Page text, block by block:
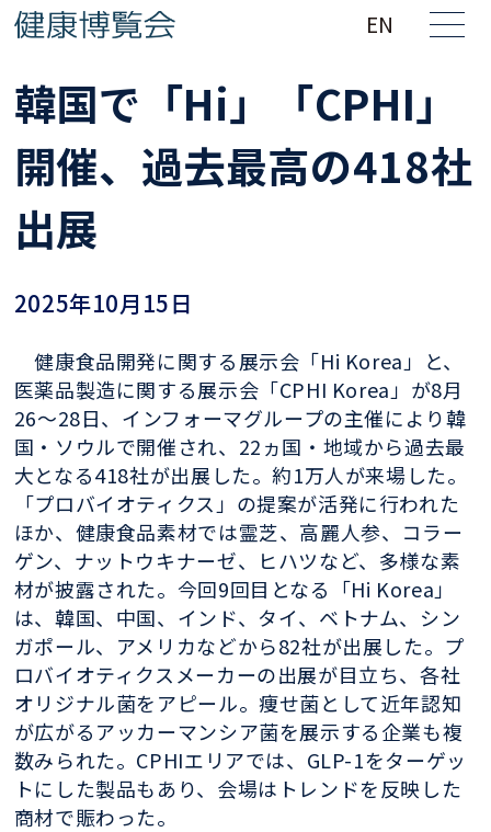
EN
韓国で「Hi」「CPHI」
開催、過去最高の418社
出展
2025年10月15日
健康食品開発に関する展示会「Hi Korea」と、
医薬品製造に関する展示会「CPHI Korea」が8月
26〜28日、インフォーマグループの主催により韓
国・ソウルで開催され、22ヵ国・地域から過去最
大となる418社が出展した。約1万人が来場した。
「プロバイオティクス」の提案が活発に行われた
ほか、健康食品素材では霊芝、高麗人参、コラー
ゲン、ナットウキナーゼ、ヒハツなど、多様な素
材が披露された。今回9回目となる「Hi Korea」
は、韓国、中国、インド、タイ、ベトナム、シン
ガポール、アメリカなどから82社が出展した。プ
ロバイオティクスメーカーの出展が目立ち、各社
オリジナル菌をアピール。痩せ菌として近年認知
が広がるアッカーマンシア菌を展示する企業も複
数みられた。CPHIエリアでは、GLP-1をターゲッ
トにした製品もあり、会場はトレンドを反映した
商材で賑わった。